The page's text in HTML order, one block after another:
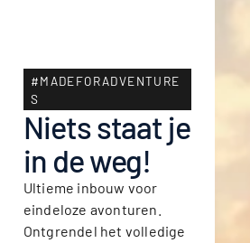
#MADEFORADVENTURE
S
Niets staat je
in de weg!
Ultieme inbouw voor
eindeloze avonturen.
Ontgrendel het volledige